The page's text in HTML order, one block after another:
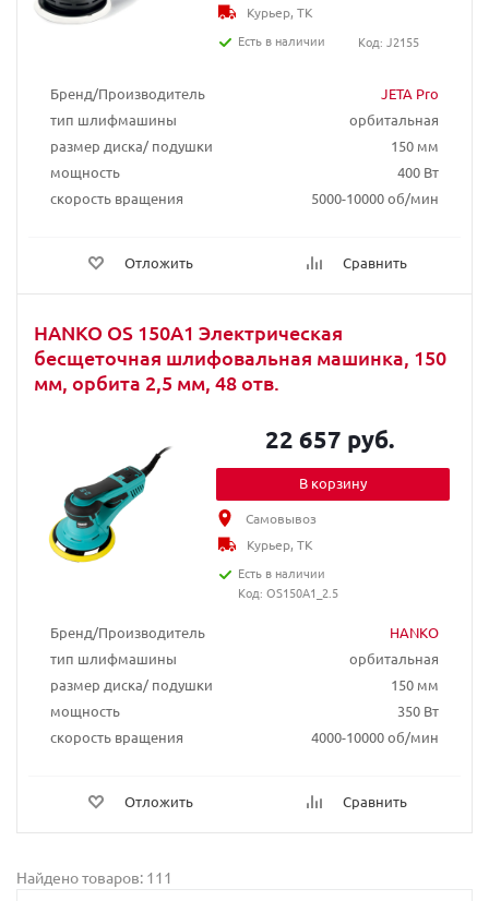
Бренд/Производитель
JETA Pro
тип шлифмашины
орбитальная
размер диска/ подушки
150 мм
мощность
400 Вт
скорость вращения
5000-10000 об/мин
Отложить Сравнить
Курьер, ТК
Есть в наличии
Код: J2155
HANKO OS 150A1 Электрическая
бесщеточная шлифовальная машинка, 150
мм, орбита 2,5 мм, 48 отв.
Бренд/Производитель
HANKO
тип шлифмашины
орбитальная
размер диска/ подушки
150 мм
мощность
350 Вт
скорость вращения
4000-10000 об/мин
Отложить Сравнить
22 657 руб.
В корзину
Самовывоз
Курьер, ТК
Есть в наличии
Код: OS150A1_2.5
Найдено товаров: 111